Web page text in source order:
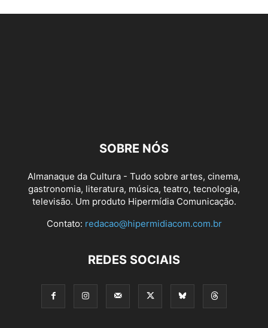
Elseworlds (Foto: Divulgação/Warner Channel)
Elseworlds (Foto: Divulgação/Warner Channel)
Elseworlds (Foto: Divulgação/Warner Channel)
SOBRE NÓS
Almanaque da Cultura - Tudo sobre artes, cinema,
gastronomia, literatura, música, teatro, tecnologia,
televisão. Um produto Hipermídia Comunicação.
Contato: redacao@hipermidiacom.com.br
REDES SOCIAIS